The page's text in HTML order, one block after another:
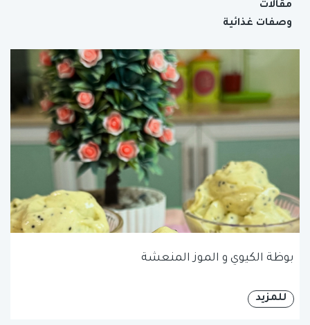
مقالات
وصفات غذائية
بوظة الكيوي و الموز المنعشة
للمزيد